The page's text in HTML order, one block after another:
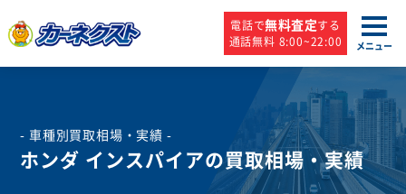
電話で無料査定する
通話無料 8:00~22:00
メニュー
- 車種別買取相場・実績 -
ホンダ インスパイアの買取相場・実績